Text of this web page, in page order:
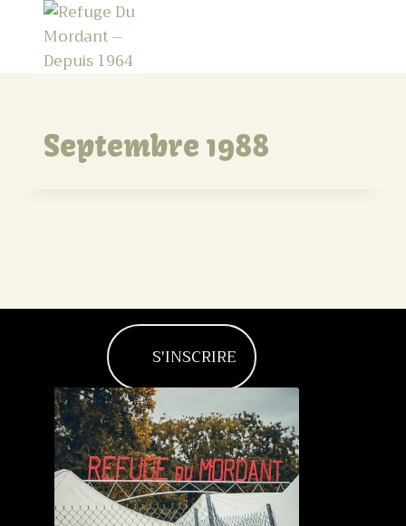
Septembre 1988
S'INSCRIRE